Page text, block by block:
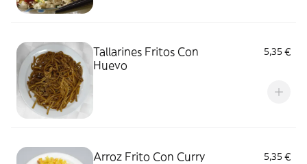
Tallarines Fritos Con
Huevo
5,35 €
Arroz Frito Con Curry 5,35 €